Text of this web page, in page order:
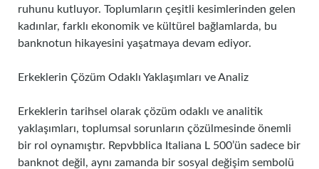
ruhunu kutluyor. Toplumların çeşitli kesimlerinden gelen
kadınlar, farklı ekonomik ve kültürel bağlamlarda, bu
banknotun hikayesini yaşatmaya devam ediyor.
Erkeklerin Çözüm Odaklı Yaklaşımları ve Analiz
Erkeklerin tarihsel olarak çözüm odaklı ve analitik
yaklaşımları, toplumsal sorunların çözülmesinde önemli
bir rol oynamıştır. Repvbblica Italiana L 500’ün sadece bir
banknot değil, aynı zamanda bir sosyal değişim sembolü